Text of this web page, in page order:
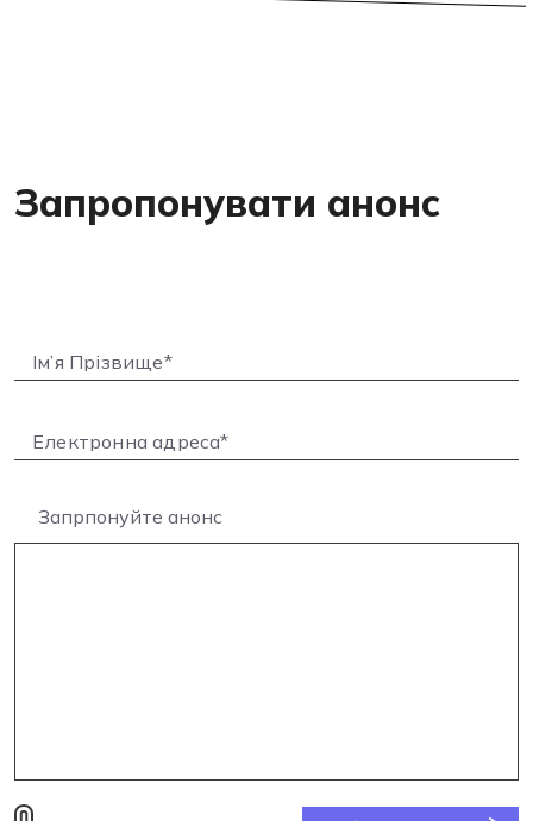
Запропонувати анонс
Запрпонуйте анонс